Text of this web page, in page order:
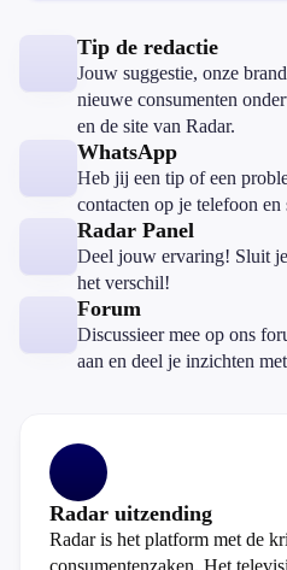
Tip de redactie
Jouw suggestie, onze
nieuwe consumenten
en de site van Radar.
WhatsApp
Heb jij een tip of een
contacten op je telefoon en
Radar Panel
Deel jouw ervaring! Sluit
het verschil!
Forum
Discussieer mee op ons
aan en deel je inzichten
Radar uitzending
Radar is het platform met de
consumentenzaken. Het